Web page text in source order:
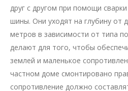
друг с другом при помощи
шины. Они уходят на глубину от
метров в зависимости от типа
делают для того, чтобы
землей и маленькое
частном доме смонтировано
сопротивление должно